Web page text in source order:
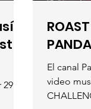
de
PANDA
El canal
video